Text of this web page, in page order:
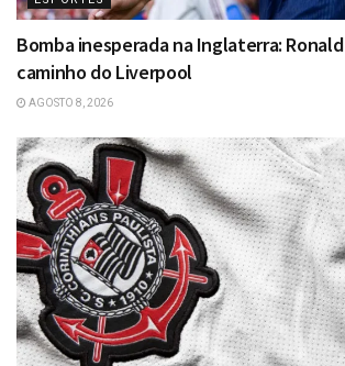
Bomba inesperada na Inglaterra:
caminho do Liverpool
AGOSTO 8, 2026